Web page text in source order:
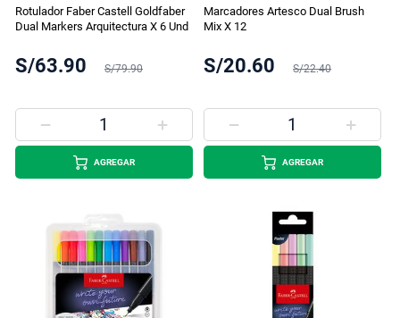
Rotulador Faber Castell Goldfaber
Dual Markers Arquitectura X 6 Und
S/63.90 S/79.90
AGREGAR
Marcadores Artesco Dual Brush
Mix X 12
S/20.60 S/22.40
AGREGAR